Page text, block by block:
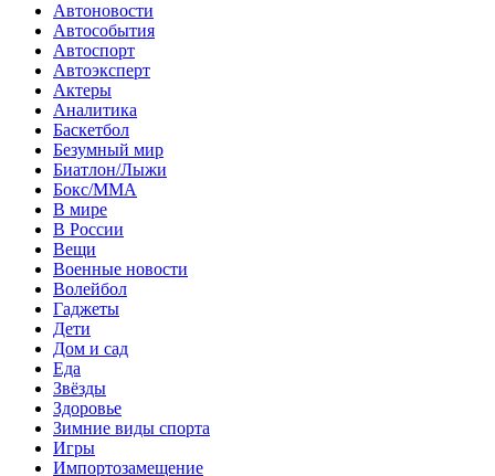
Автоновости
Автособытия
Автоспорт
Автоэксперт
Актеры
Аналитика
Баскетбол
Безумный мир
Биатлон/Лыжи
Бокс/MMA
В мире
В России
Вещи
Военные новости
Волейбол
Гаджеты
Дети
Дом и сад
Еда
Звёзды
Здоровье
Зимние виды спорта
Игры
Импортозамещение